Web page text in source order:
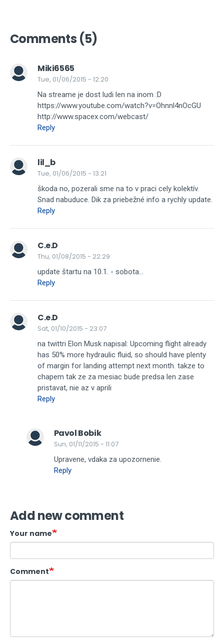
Comments (5)
Miki6565
Tue, 01/06/2015 - 12:20
Na streame je dost ludi len na inom :D
https://www.youtube.com/watch?v=Ohnnl4nOcGU
http://www.spacex.com/webcast/
Reply
lil_b
Tue, 01/06/2015 - 13:21
škoda no, pozerali sme na to v praci cely kolektív.
Snad nabuduce. Dik za priebežné info a rychly update.
Reply
C.e.D
Thu, 01/08/2015 - 22:29
update štartu na 10.1. - sobota...
Reply
C.e.D
Sat, 01/10/2015 - 23:07
na twittri Elon Musk napisal: Upcoming flight already
has 50% more hydraulic fluid, so should have plenty
of margin for landing attempt next month. takze to
chapem tak ze za mesiac bude predsa len zase
pristavat, nie az v aprili
Reply
Pavol Bobik
Sun, 01/11/2015 - 11:07
Upravene, vdaka za upozornenie.
Reply
Add new comment
Your name
Comment